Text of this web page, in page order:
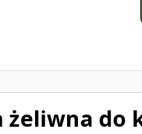
żeliwna do